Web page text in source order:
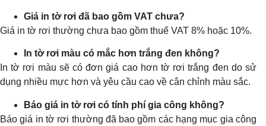
Giá in tờ rơi đã bao gồm VAT chưa?
Giá in tờ rơi thường chưa bao gồm thuế VAT 8% hoặc 10%.
In tờ rơi màu có mắc hơn trắng đen không?
In tờ rơi màu sẽ có đơn giá cao hơn tờ rơi trắng đen do sử
dụng nhiều mực hơn và yêu cầu cao về cân chỉnh màu sắc.
Báo giá in tờ rơi có tính phí gia công không?
Báo giá in tờ rơi thường đã bao gồm các hạng mục gia công